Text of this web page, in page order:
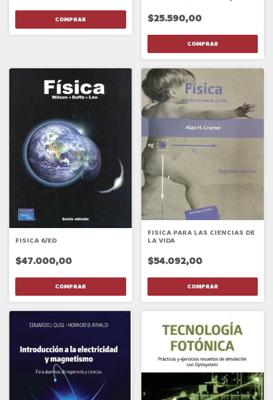
$25.590,00
FISICA 6/ED
$47.000,00
FISICA PARA LAS CIENCIAS DE
LA VIDA
$54.092,00